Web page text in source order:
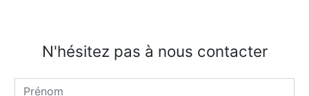
N'hésitez pas à nous contacter